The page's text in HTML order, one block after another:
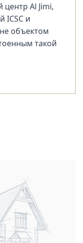
Al Jimi,
ICSC и
объектом
такой